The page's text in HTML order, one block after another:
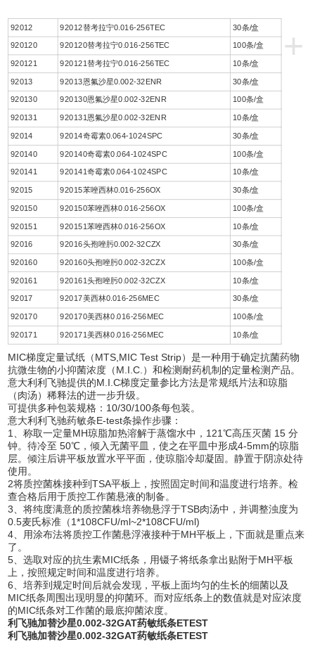
+
92012 92012替考拉宁0.016-256TEC 30条/盒
920120 920120替考拉宁0.016-256TEC 100条/盒
920121 920121替考拉宁0.016-256TEC 10条/盒
92013 92013恩氟沙星0.002-32ENR 30条/盒
920130 920130恩氟沙星0.002-32ENR 100条/盒
920131 920131恩氟沙星0.002-32ENR 10条/盒
92014 92014奇霉素0.064-1024SPC
30条/盒
920140
920140奇霉素0.064-1024SPC 100条/盒
920141 920141奇霉素0.064-1024SPC 10条/盒
92015 92015苯唑西林0.016-256OX 30条/盒
920150 920150苯唑西林0.016-256OX 100条/盒
920151 920151苯唑西林0.016-256OX
10条/盒
92016
92016头孢唑肟0.002-32CZX 30条/盒
920160 920160头孢唑肟0.002-32CZX 100条/盒
920161 920161头孢唑肟0.002-32CZX 10条/盒
92017 92017美西林0.016-256MEC
30条/盒
920170
920170美西林0.016-256MEC 100条/盒
920171 920171美西林0.016-256MEC 10条/盒
MIC梯度定量试纸（MTS,MIC Test Strip）是一种用于确定抗菌药物
抗微生物的小抑菌浓度（M.I.C.）和检测耐药机制的定量检测产品。
意大利利飞驰提供的M.I.C梯度定量参比方法是常规纸片法和琼脂
（肉汤）稀释法的进一步升级。
可提供多种包装规格：10/30/100条每包装。
意大利利飞驰药敏条E-test条操作步骤：
1、称取一定量MH琼脂加热溶解于蒸馏水中，121℃高压灭菌 15 分
钟。待冷至 50℃，倾入无菌平皿，使之在平皿中形成4-5mm的琼脂
层。倾注后讲平板放置水平平面，使琼脂冷却凝固。静置于阴凉处待
使用。
2将质控菌株接种到TSA平板上，按照固定时间和温度进行培养。检
查合格后用于质控工作菌悬液的制备。
3、将纯度满意的质控菌株培养物悬浮于TSB肉汤中，并调整浊度为
0.5麦氏标准（1*108CFU/ml~2*108CFU/ml)
4、用涂布法将质控工作菌悬浮液接种于MH平板上，下面就是重点来
了。
5、选取对应的抗生素MIC纸条，用镊子将纸条拿出贴附于MH平板
上，按照规定时间和温度进行培养。
6、培养到规定时间后就会发现，平板上面均匀的生长的细菌以及
MIC纸条周围出现明显的抑菌环。而对应纸条上的数值就是对应浓度
的MIC纸条对工作菌的最底抑菌浓度。
利飞驰加替沙星0.002-32GAT药敏纸条ETEST
利飞驰加替沙星0.002-32GAT药敏纸条ETEST